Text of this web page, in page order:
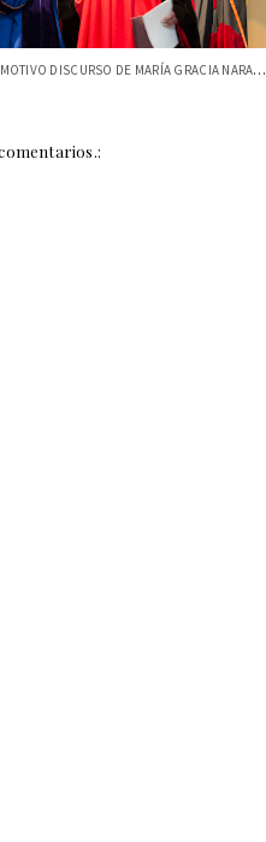
EMOTIVO DISCURSO DE MARÍA GRACIA NARANJO...